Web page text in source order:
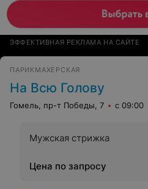
ЭФФЕКТИВНАЯ РЕКЛАМА НА САЙТЕ
ПАРИКМАХЕРСКАЯ
На Всю Голову
Гомель, пр-т Победы, 7 с 09:00
Мужская стрижка
Цена по запросу